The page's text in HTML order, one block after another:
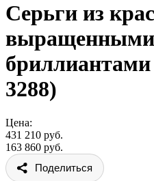
Серьги из
выращенными
бриллиантами
3288)
Цена:
431 210 руб.
163 860 руб.
Поделиться